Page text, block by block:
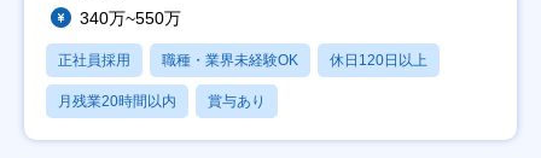
340万~550万
正社員採用 職種・業界未経験OK 休日120日以上
月残業20時間以内 賞与あり